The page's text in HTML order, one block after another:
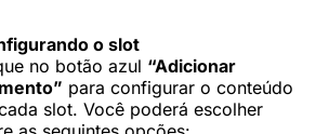
o slot
no botão azul “Adicionar
para configurar o conteúdo
slot. Você poderá escolher